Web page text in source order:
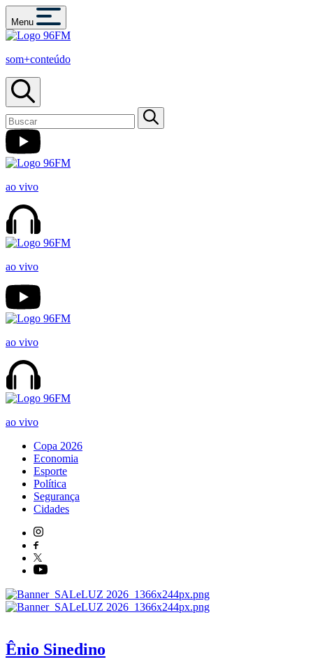
Menu
som+conteúdo
ao vivo
ao vivo
ao vivo
ao vivo
Copa 2026
Economia
Esporte
Política
Segurança
Cidades
Ênio Sinedino